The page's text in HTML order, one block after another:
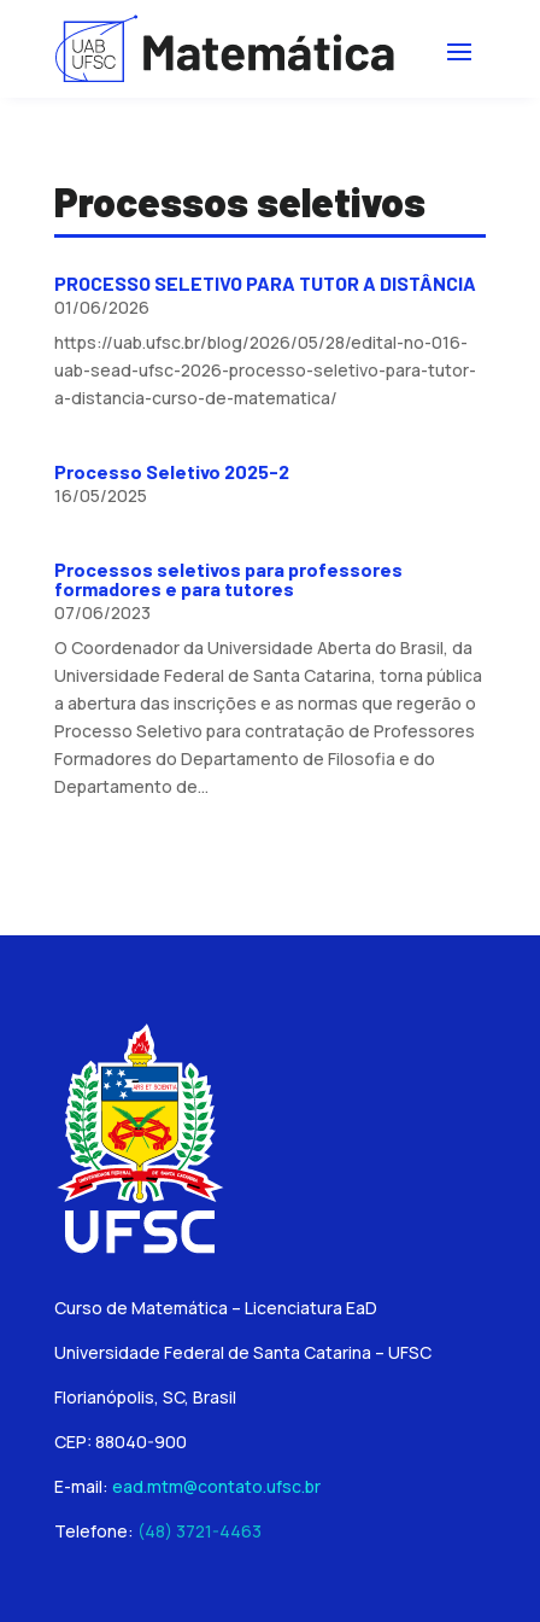
Processos seletivos
PROCESSO SELETIVO PARA TUTOR A DISTÂNCIA
01/06/2026
https://uab.ufsc.br/blog/2026/05/28/edital-no-016-
uab-sead-ufsc-2026-processo-seletivo-para-tutor-
a-distancia-curso-de-matematica/
Processo Seletivo 2025-2
16/05/2025
Processos seletivos para professores
formadores e para tutores
07/06/2023
O Coordenador da Universidade Aberta do Brasil, da
Universidade Federal de Santa Catarina, torna pública
a abertura das inscrições e as normas que regerão o
Processo Seletivo para contratação de Professores
Formadores do Departamento de Filosofia e do
Departamento de...
Curso de Matemática – Licenciatura EaD
Universidade Federal de Santa Catarina – UFSC
Florianópolis, SC, Brasil
CEP: 88040-900
E-mail: ead.mtm@contato.ufsc.br
Telefone: (48) 3721-4463